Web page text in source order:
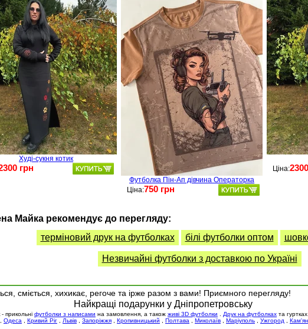
Худі-сукня котик
грн
Футболка Пін-Ап дівчина Операторка
Ціна:750 грн
Ціна:
Майка рекомендує до перегляду:
терміновий друк на футболках
білі футболки оптом
Незвичайні футболки з доставкою по Україні
сміється, хихикає, регоче та ірже разом з вами! Приємного перегляду!
Найкращі подарунки у Дніпропетровську
прикольні футболки з написами на замовлення, а також живі 3D футболки Друк на футболках та гуртках.
Одеса Кривий Ріг Львів Запоріжжя Кропивницький Полтава Миколаїв Маріуполь Ужгород